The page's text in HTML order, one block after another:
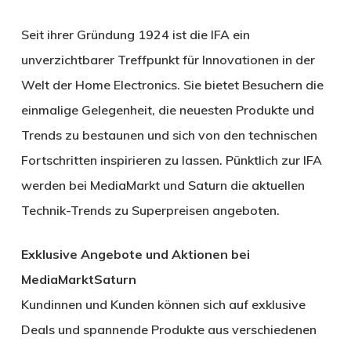
Seit ihrer Gründung 1924 ist die IFA ein
unverzichtbarer Treffpunkt für Innovationen in der
Welt der Home Electronics. Sie bietet Besuchern die
einmalige Gelegenheit, die neuesten Produkte und
Trends zu bestaunen und sich von den technischen
Fortschritten inspirieren zu lassen. Pünktlich zur IFA
werden bei MediaMarkt und Saturn die aktuellen
Technik-Trends zu Superpreisen angeboten.
Exklusive Angebote und Aktionen bei
MediaMarktSaturn
Kundinnen und Kunden können sich auf exklusive
Deals und spannende Produkte aus verschiedenen